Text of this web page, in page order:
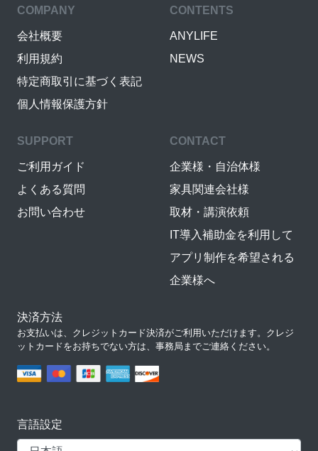
COMPANY
会社概要
利用規約
特定商取引に基づく表記
個人情報保護方針
CONTENTS
ANYLIFE
NEWS
SUPPORT
ご利用ガイド
よくある質問
お問い合わせ
CONTACT
企業様・自治体様
家具関連会社様
取材・講演依頼
IT導入補助金を利用して
アプリ制作を希望される
企業様へ
決済方法
お支払いは、クレジットカード決済がご利用いただけます。クレジ
ットカードをお持ちでない方は、事務局までご連絡ください。
言語設定